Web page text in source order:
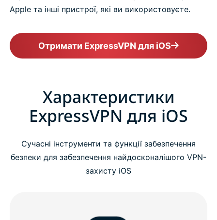
Apple та інші пристрої, які ви використовуєте.
Отримати ExpressVPN для iOS
Характеристики
ExpressVPN для iOS
Сучасні інструменти та функції забезпечення
безпеки для забезпечення найдосконалішого VPN-
захисту iOS